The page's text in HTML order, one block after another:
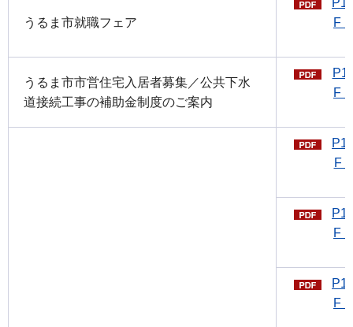
うるま市就職フェア
F
うるま市市営住宅入居者募集／公共下水
道接続工事の補助金制度のご案内
F
F
F
F